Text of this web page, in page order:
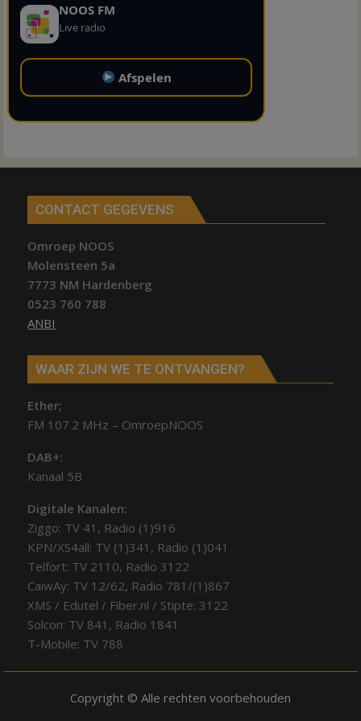
NOOS FM
Live radio
Afspelen
CONTACT GEGEVENS
Omroep NOOS
Molensteen 5a
7773 NM Hardenberg
0523 760 788
ANBI
WAAR ZIJN WE TE ONTVANGEN?
Ether;
FM 107.2 MHz – OmroepNOOS
DAB+:
Kanaal 5B
Digitale Kanalen:
Ziggo: TV 41, Radio (1)916
KPN/XS4all: TV (1)341, Radio (1)041
Telfort: TV 2110, Radio 3122
CaiwAy: TV 12/62, Radio 781/(1)867
XMS / Edutel / Fiber.nl / Stipte: 3122
Solcon: TV 841, Radio 1841
T-Mobile: TV 788
Copyright © Alle rechten voorbehouden